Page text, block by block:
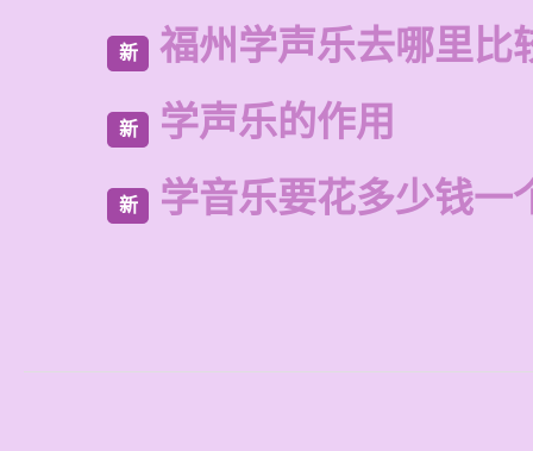
新 福州学声乐去哪里比
新 学声乐的作用
新 学音乐要花多少钱一